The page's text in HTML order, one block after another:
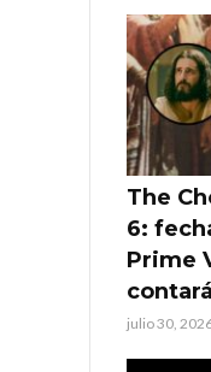
The
6:
Prime
contará
julio 30,